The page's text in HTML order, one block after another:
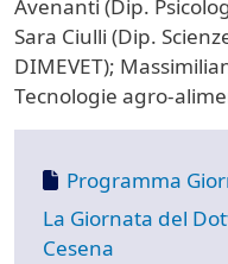
Avenanti (Dip.
Sara Ciulli (Dip.
DIMEVET);
Tecnologie agro-
Document
Programma
La Giornata del
Cesena